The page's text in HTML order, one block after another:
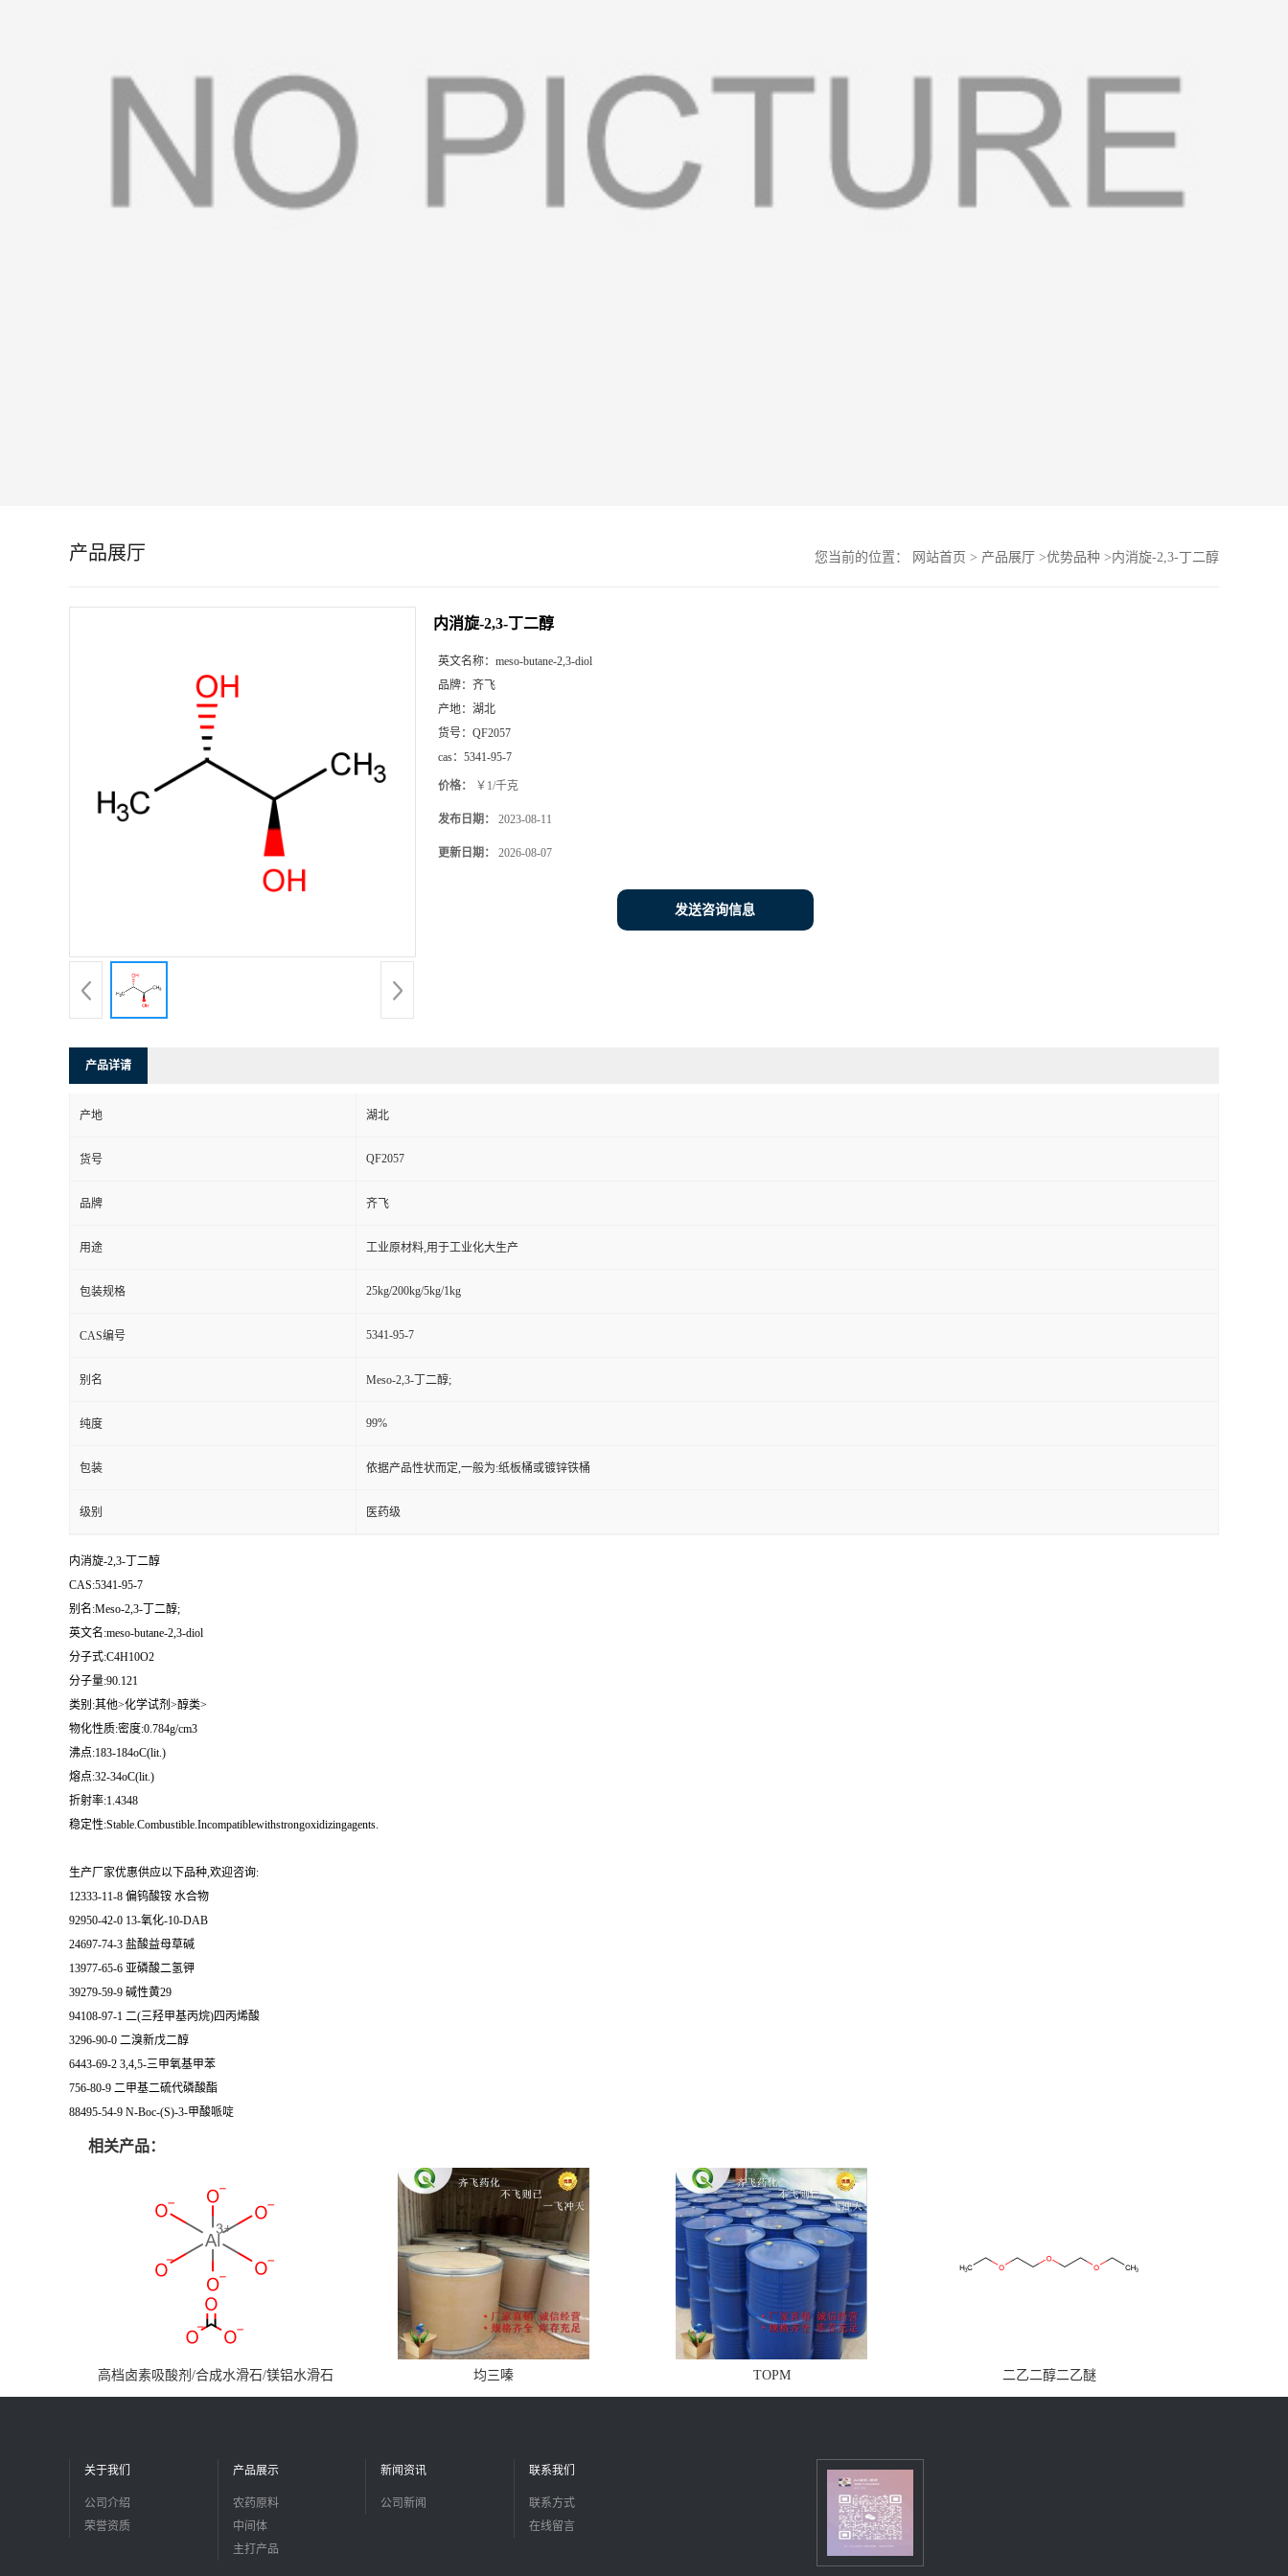
产品展厅 您当前的位置： 网站首页 > 产品展厅 >优势品种 >内消旋-2,3-丁二醇
内消旋-2,3-丁二醇
英文名称： meso-butane-2,3-diol
品牌： 齐飞
产地： 湖北
货号： QF2057
cas： 5341-95-7
价格： ￥1/千克
发布日期： 2023-08-11
更新日期： 2026-08-07
发送咨询信息
产品详请
产地 湖北
货号 QF2057
品牌 齐飞
用途 工业原材料,用于工业化大生产
包装规格 25kg/200kg/5kg/1kg
CAS编号 5341-95-7
别名 Meso-2,3-丁二醇;
纯度 99%
包装 依据产品性状而定,一般为:纸板桶或镀锌铁桶
级别 医药级
内消旋-2,3-丁二醇
CAS:5341-95-7
别名:Meso-2,3-丁二醇;
英文名:meso-butane-2,3-diol
分子式:C4H10O2
分子量:90.121
类别:其他>化学试剂>醇类>
物化性质:密度:0.784g/cm3
沸点:183-184oC(lit.)
熔点:32-34oC(lit.)
折射率:1.4348
稳定性:Stable.Combustible.Incompatiblewithstrongoxidizingagents.
生产厂家优惠供应以下品种,欢迎咨询:
12333-11-8 偏钨酸铵 水合物
92950-42-0 13-氧化-10-DAB
24697-74-3 盐酸益母草碱
13977-65-6 亚磷酸二氢钾
39279-59-9 碱性黄29
94108-97-1 二(三羟甲基丙烷)四丙烯酸
3296-90-0 二溴新戊二醇
6443-69-2 3,4,5-三甲氧基甲苯
756-80-9 二甲基二硫代磷酸酯
88495-54-9 N-Boc-(S)-3-甲酸哌啶
相关产品：
高档卤素吸酸剂/合成水滑石/镁铝水滑石 均三嗪 TOPM 二乙二醇二乙醚
关于我们
公司介绍
荣誉资质
产品展示
农药原料
中间体
主打产品
新闻资讯
公司新闻
联系我们
联系方式
在线留言